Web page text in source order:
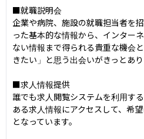
■就職説明会
企業や病院、施設の就職担当者を
った基本的な情報から、インター
ない情報まで得られる貴重な機会
きたい」と思う出会いがきっとあり
■求人情報提供
誰でも求人閲覧システムを利用す
ある求人情報にアクセスして、希
となっています。